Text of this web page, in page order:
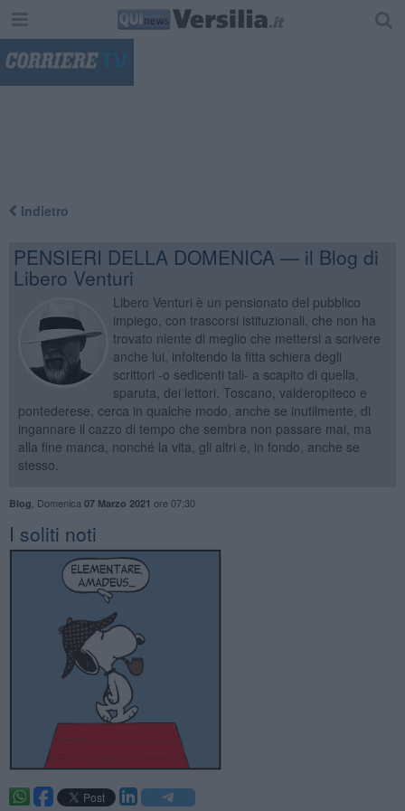
Indietro
PENSIERI DELLA DOMENICA — il Blog di
Libero Venturi
Libero Venturi è un pensionato del pubblico
impiego, con trascorsi istituzionali, che non ha
trovato niente di meglio che mettersi a scrivere
anche lui, infoltendo la fitta schiera degli
scrittori -o sedicenti tali- a scapito di quella,
sparuta, dei lettori. Toscano, valderopiteco e
pontederese, cerca in qualche modo, anche se inutilmente, di
ingannare il cazzo di tempo che sembra non passare mai, ma
alla fine manca, nonché la vita, gli altri e, in fondo, anche se
stesso.
Blog Domenica 07 Marzo 2021 ore 07:30
​I soliti noti